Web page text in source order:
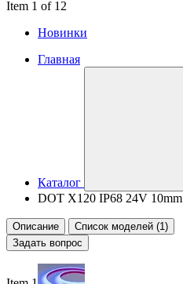
Item 1 of 12
Новинки
Главная
Каталог
DOT X120 IP68 24V 10mm
Описание
Список моделей (1)
Задать вопрос